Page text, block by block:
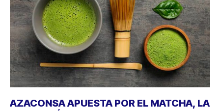
AZACONSA APUESTA POR EL MATCHA, LA